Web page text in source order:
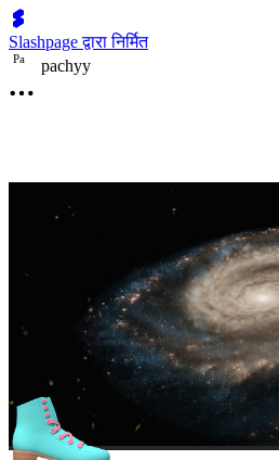
Slashpage द्वारा निर्मित
Pa pachyy